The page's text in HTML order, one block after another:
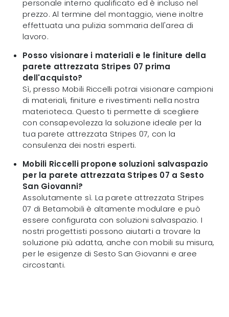
personale interno qualificato ed è incluso nel
prezzo. Al termine del montaggio, viene inoltre
effettuata una pulizia sommaria dell'area di
lavoro.
Posso visionare i materiali e le finiture della
parete attrezzata Stripes 07 prima
dell'acquisto?
Sì, presso Mobili Riccelli potrai visionare campioni
di materiali, finiture e rivestimenti nella nostra
materioteca. Questo ti permette di scegliere
con consapevolezza la soluzione ideale per la
tua parete attrezzata Stripes 07, con la
consulenza dei nostri esperti.
Mobili Riccelli propone soluzioni salvaspazio
per la parete attrezzata Stripes 07 a Sesto
San Giovanni?
Assolutamente sì. La parete attrezzata Stripes
07 di Betamobili è altamente modulare e può
essere configurata con soluzioni salvaspazio. I
nostri progettisti possono aiutarti a trovare la
soluzione più adatta, anche con mobili su misura,
per le esigenze di Sesto San Giovanni e aree
circostanti.